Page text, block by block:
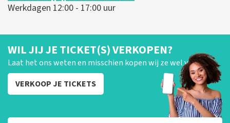
Werkdagen 12:00 - 17:00 uur
WIL JIJ JE TICKET(S) VERKOPEN?
Laat het ons weten en misschien kopen wij ze wel van je!
VERKOOP JE TICKETS